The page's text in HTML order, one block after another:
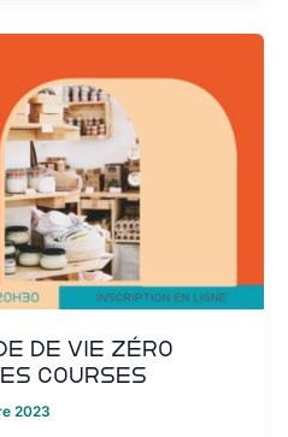
de vie zéro
courses
2023